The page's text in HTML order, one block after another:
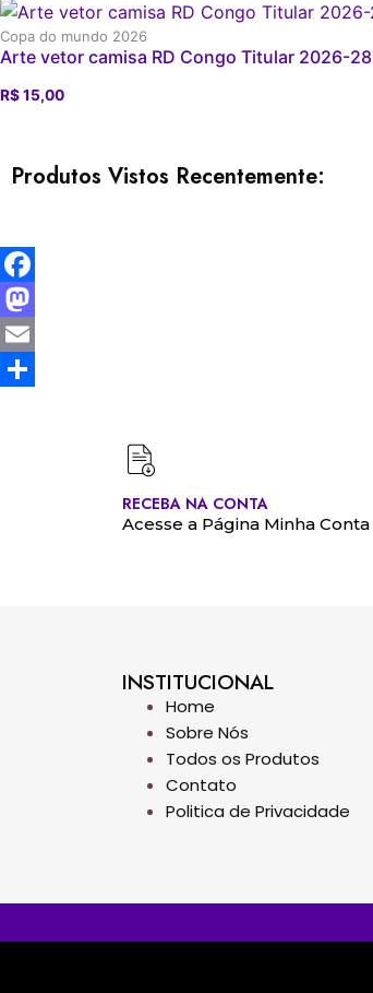
Copa do mundo 2026
Arte vetor camisa RD Congo Titular 2026-28
R$15,00
Produtos Vistos Recentemente:
Facebook
Mastodon
Email
RECEBA NA CONTA
Acesse a Página Minha Conta
INSTITUCIONAL
Home
Sobre Nós
Todos os Produtos
Contato
Politica de Privacidade